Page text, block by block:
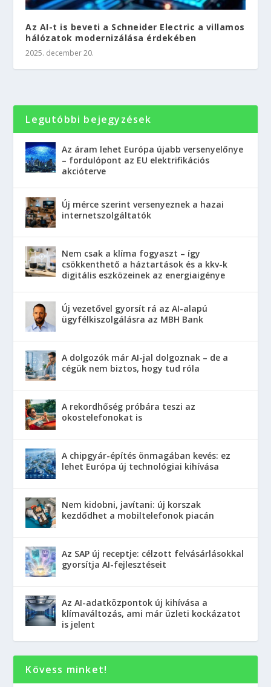
Az AI-t is beveti a Schneider Electric a villamos
hálózatok modernizálása érdekében
2025. december 20.
Legutóbbi bejegyzések
Az áram lehet Európa újabb versenyelőnye
– fordulópont az EU elektrifikációs
akcióterve
Új mérce szerint versenyeznek a hazai
internetszolgáltatók
Nem csak a klíma fogyaszt – így
csökkenthető a háztartások és a kkv-k
digitális eszközeinek az energiaigénye
Új vezetővel gyorsít rá az AI-alapú
ügyfélkiszolgálásra az MBH Bank
A dolgozók már AI-jal dolgoznak – de a
cégük nem biztos, hogy tud róla
A rekordhőség próbára teszi az
okostelefonokat is
A chipgyár-építés önmagában kevés: ez
lehet Európa új technológiai kihívása
Nem kidobni, javítani: új korszak
kezdődhet a mobiltelefonok piacán
Az SAP új receptje: célzott felvásárlásokkal
gyorsítja AI-fejlesztéseit
Az AI-adatközpontok új kihívása a
klímaváltozás, ami már üzleti kockázatot
is jelent
Kövess minket!